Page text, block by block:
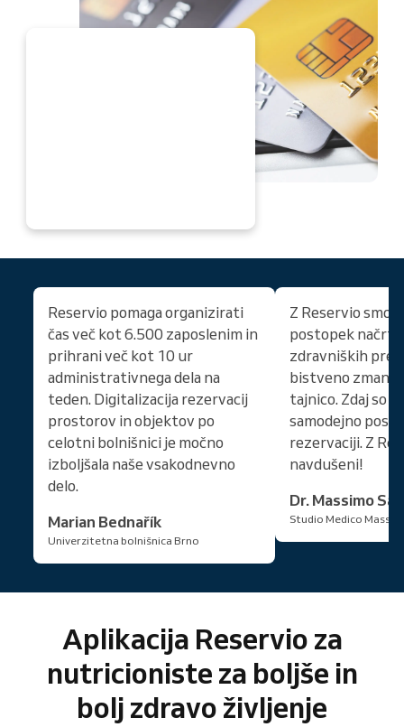
Reservio pomaga organizirati
čas več kot 6.500 zaposlenim in
prihrani več kot 10 ur
administrativnega dela na
teden. Digitalizacija rezervacij
prostorov in objektov po
celotni bolnišnici je močno
izboljšala naše vsakodnevno
delo.
Marian Bednařík
Univerzitetna bolnišnica Brno
Z Reservio smo
postopek
zdravniških
bistveno
tajnico. Zdaj so
samodejno
rezervaciji. Z
navdušeni!
Dr. Massimo
Studio Medico
Aplikacija Reservio za
nutricioniste za boljše in
bolj zdravo življenje